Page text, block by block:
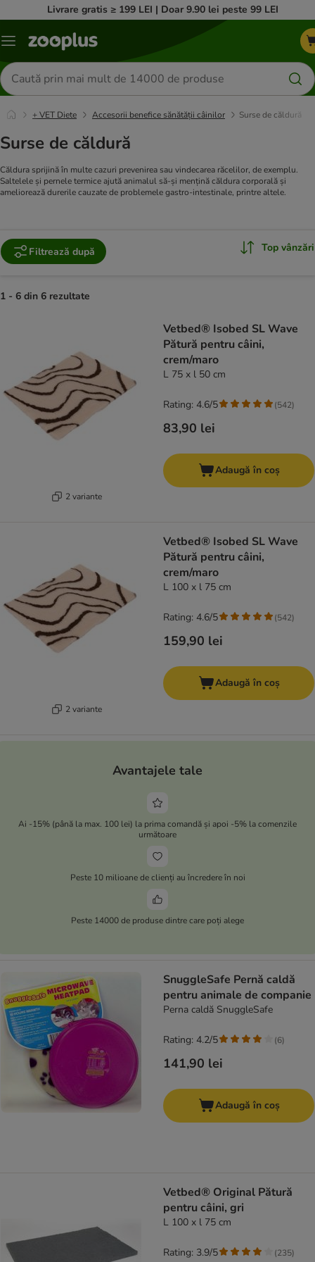
Livrare gratis ≥ 199 LEI | Doar 9.90 lei peste 99 LEI
Categorii
Căutare
produse
+ VET Diete Accesorii benefice sănătății câinilor Surse de căldură
Surse de căldură
Căldura sprijină în multe cazuri prevenirea sau vindecarea răcelilor, de exemplu.
Saltelele și pernele termice ajută animalul să-și mențină căldura corporală și
ameliorează durerile cauzate de problemele gastro-intestinale, printre altele.
Filtrează după Top vânzări
1 - 6 din 6 rezultate
2 variante
Vetbed® Isobed SL Wave
Pătură pentru câini,
crem/maro
L 75 x l 50 cm
83,90 lei
Rating: 4.6/5 (542)
Adaugă în coș
2 variante
Vetbed® Isobed SL Wave
Pătură pentru câini,
crem/maro
L 100 x l 75 cm
159,90 lei
Rating: 4.6/5 (542)
Adaugă în coș
Avantajele tale
Ai -15% (până la max. 100 lei) la prima comandă și apoi -5% la comenzile
următoare
Peste 10 milioane de clienți au încredere în noi
Peste 14000 de produse dintre care poți alege
SnuggleSafe Pernă caldă
pentru animale de companie
Perna caldă SnuggleSafe
141,90 lei
Rating: 4.2/5 (6)
Adaugă în coș
Vetbed® Original Pătură
pentru câini, gri
L 100 x l 75 cm
Rating: 3.9/5 (235)